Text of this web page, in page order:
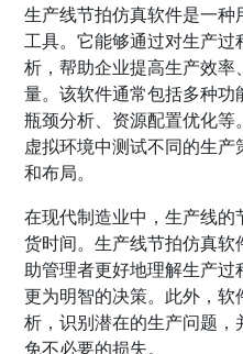
生产线节拍仿真软件是一
工具。它能够通过对生产
析，帮助企业提高生产效
量。该软件通常包括多种功
瓶颈分析、资源配置优化
虚拟环境中测试不同的生
和布局。
在现代制造业中，生产线
货时间。生产线节拍仿真
助管理者更好地理解生产
更为明智的决策。此外，
析，识别潜在的生产问题
免不必要的损失。